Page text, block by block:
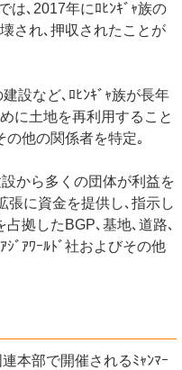
は､2017年にﾛﾋﾝｷﾞｬ族の
され､押収されたことが
設など､ﾛﾋﾝｷﾞｬ族が長年
に土地を再利用すること
の他の関係者を特定｡
から多くの団体が利益を
張に資金を提供し､指示し
占拠したBGP､基地､道路､
ﾞｱﾜｰﾙﾄﾞ社およびその他
本部で開催されるﾐｬﾝﾏｰ